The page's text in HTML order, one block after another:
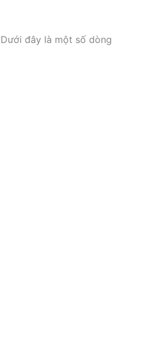
đây là một số dòng